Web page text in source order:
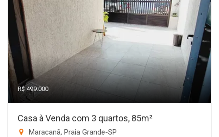
R$ 499.000
Casa à Venda com 3 quartos, 85m²
Maracanã, Praia Grande-SP